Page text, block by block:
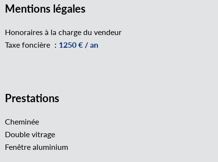
Mentions légales
Honoraires à la charge du vendeur
Taxe foncière
1250 € / an
Prestations
Cheminée
Double vitrage
Fenêtre aluminium